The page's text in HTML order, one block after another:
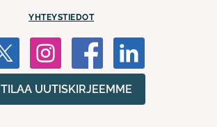
YHTEYSTIEDOT
TILAA UUTISKIRJEEMME